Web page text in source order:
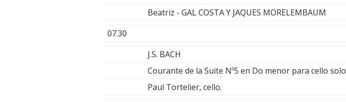
Beatriz - GAL COSTA Y JAQUES MORELEMBAUM
07.30
J.S. BACH
Courante de la Suite Nº5 en Do menor para cello solo
Paul Tortelier, cello.